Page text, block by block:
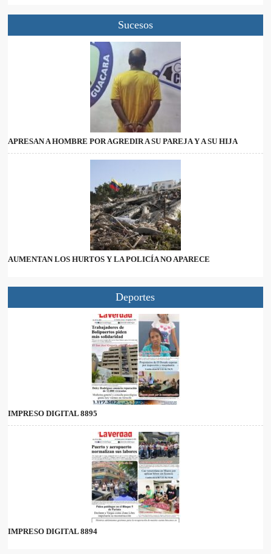
Sucesos
APRESAN A HOMBRE POR AGREDIR A SU PAREJA Y A SU HIJA
AUMENTAN LOS HURTOS Y LA POLICÍA NO APARECE
Deportes
IMPRESO DIGITAL 8895
IMPRESO DIGITAL 8894